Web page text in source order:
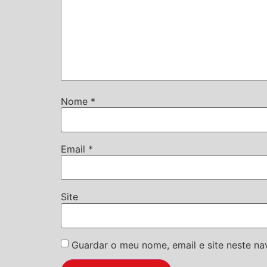
Nome *
Email *
Site
Guardar o meu nome, email e site neste